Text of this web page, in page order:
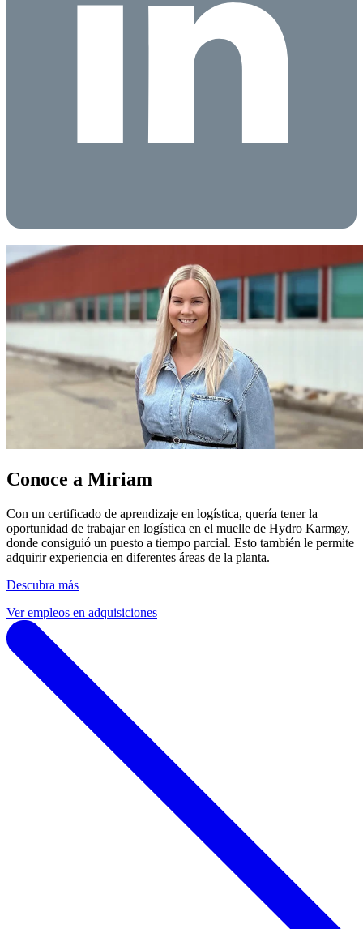
Conoce a Miriam
Con un certificado de aprendizaje en logística, quería tener la
oportunidad de trabajar en logística en el muelle de Hydro Karmøy,
donde consiguió un puesto a tiempo parcial. Esto también le permite
adquirir experiencia en diferentes áreas de la planta.
Descubra más
Ver empleos en adquisiciones